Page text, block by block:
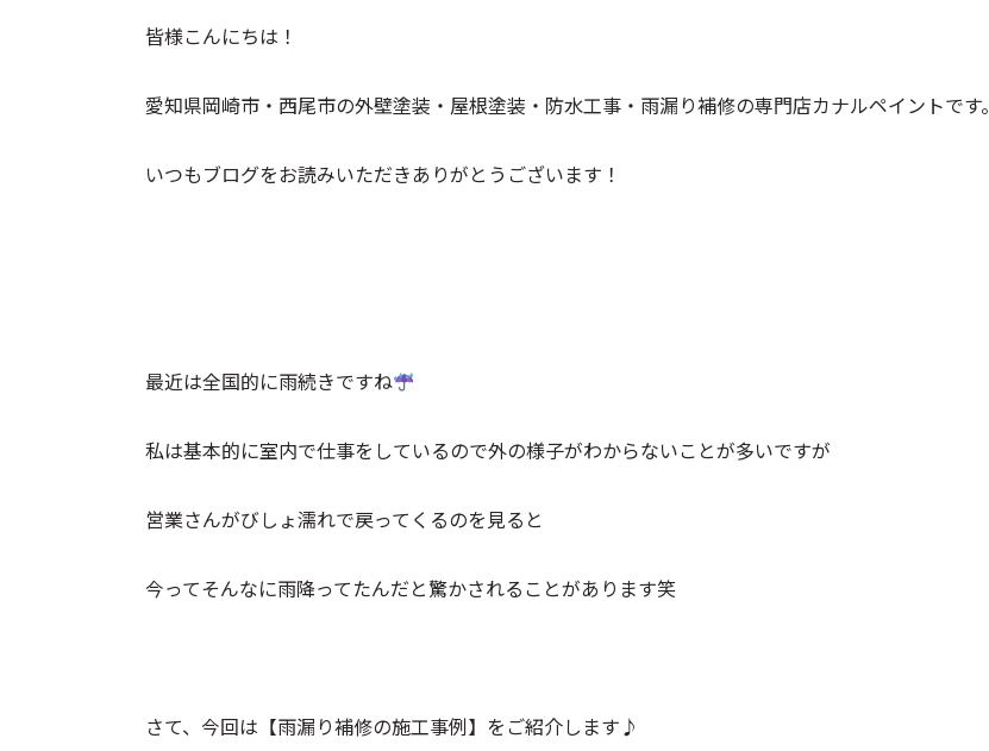
皆様こんにちは！
愛知県岡崎市・西尾市の外壁塗装・屋根塗装・防水工事・雨漏り補修の専門店カナルペイントです。
いつもブログをお読みいただきありがとうございます！
最近は全国的に雨続きですね
私は基本的に室内で仕事をしているので外の様子がわからないことが多いですが
営業さんがびしょ濡れで戻ってくるのを見ると
今ってそんなに雨降ってたんだと驚かされることがあります笑
さて、今回は【雨漏り補修の施工事例】をご紹介します♪